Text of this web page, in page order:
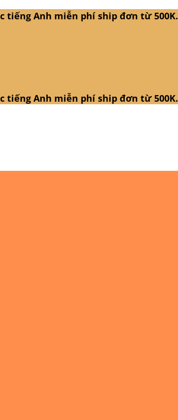
tiếng Anh miễn phí ship đơn từ 500K.
tiếng Anh miễn phí ship đơn từ 500K.